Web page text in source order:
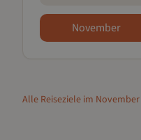
November
Alle Reiseziele im November